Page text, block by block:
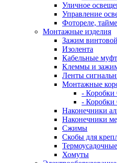
Уличное
Управление
Фотореле,
Монтажные изделия
Зажим винтовой
Изолента
Кабельные
Клеммы и
Ленты
Монтажные
-
-
Наконечники
Наконечники
Сжимы
Скобы для
Хомуты